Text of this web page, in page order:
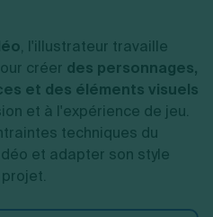
, l'illustrateur travaille
créer des personnages,
et des éléments visuels
et à l'expérience de jeu.
techniques du
et adapter son style